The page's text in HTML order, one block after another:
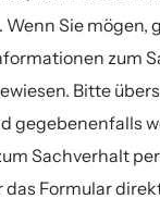
Sie mögen,
zum
Bitte
gegebenenfalls
Sachverhalt
Formular